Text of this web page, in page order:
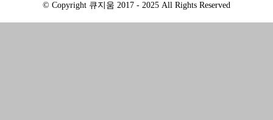
© Copyright 큐지움 2017 - 2025 All Rights Reserved